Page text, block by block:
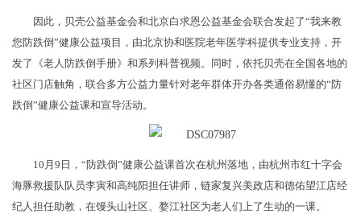
因此，贝壳公益基金会和北京白求恩公益基金会联合发起了“我来教
您防跌倒”健康公益项目，由北京协和医院老年医学科提供专业支持，开
发了《老人防跌倒手册》和系列科普视频。同时，依托贝壳在全国各地的
社区门店触角，联合多方公益力量针对老年群体开办各类通俗易懂的“防
跌倒”健康公益课和宣导活动。
10月9日，“防跌倒”健康公益课首次在杭州落地，由杭州市红十字会
海豚救援队队员李寅和高纯阳担任讲师，链家复兴美政店和德佑望江店经
纪人担任助教，在馒头山社区、婺江社区为老人们上了生动的一课。